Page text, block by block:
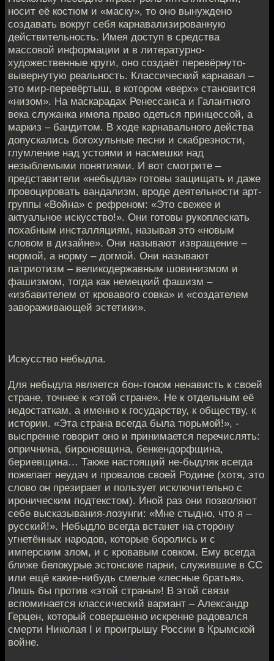
носит её костюм и «маску», то оно вынуждено
создавать вокруг себя карнавализированную
действительность. Имея доступ в средства
массовой информации и в литературно-
художественные круги, оно создаёт перевёрнуто-
вывернутую реальность. Классический карнавал –
это мир-перевёртыш, в котором «верх» становится
«низом». На маскарадах Ренессанса и Галантного
века служанка имела право одеться принцессой, а
маркиз – бандитом. В ходе карнавального действа
допускались богохульные песни и скабрезности,
глумление над устоями и насмешки над
незыблемыми понятиями. И вот смотрите –
представители «небыдла» готовы защищать и даже
провоцировать вандализм, вроде деятельности арт-
группы «Война» с рефреном: «Это свежее и
актуальное искусство!». Они готовы рукоплескать
похабным инсталляциям, называя это «новым
словом в дизайне». Они называют извращение –
нормой, а норму – догмой. Они называют
патриотизм – великодержавным шовинизмом и
фашизмом, тогда как немецкий фашизм –
«избавителем от кровавого совка» и «создателем
завораживающей эстетики».
Искусство небыдла.
Для небыдла является бон-тоном ненависть к своей
стране, точнее к «этой стране». Не к отдельным её
недостаткам, а именно к государству, к обществу, к
истории. «Эта страна всегда была тюрьмой!», -
выспренне говорит оно и принимается перечислять:
опричнина, бироновщина, бенкендорфщина,
бериевщина… Также настоящий не-быдляк всегда
пожелает неудач и провалов своей Родине (хотя, это
слово он презирает и пользует исключительно с
ироническим подтекстом). Иной раз они позволяют
себе высказывания-лозунги: «Мне стыдно, что я –
русский!». Небыдло всегда встанет на сторону
угнетённых народов, которые боролись и с
имперским злом, и с кровавым совком. Ему всегда
ближе белокурые эстонские парни, служившие в СС
или ещё какие-нибудь смелые «лесные братья».
Лишь бы против «этой страны»! В этой связи
вспоминается классический вариант – Александр
Герцен, который совершенно искренне радовался
смерти Николая I и проигрышу России в Крымской
войне.